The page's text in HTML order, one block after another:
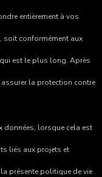
entièrement à vos
soit conformément aux
est le plus long. Après
la protection contre
données, lorsque cela est
liés aux projets et
présente politique de vie